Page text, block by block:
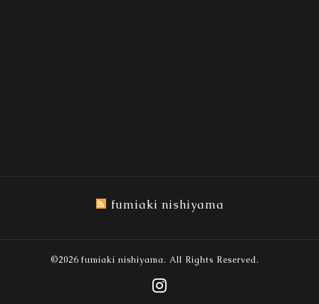
fumiaki nishiyama
©2026 fumiaki nishiyama. All Rights Reserved.